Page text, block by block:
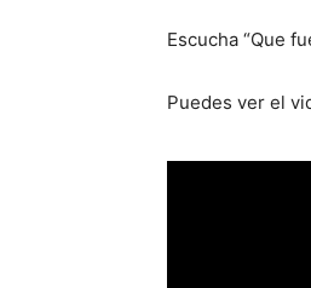
Escucha “Que
Puedes ver el